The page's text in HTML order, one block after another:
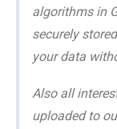
аlgоrithms in
sесurеlу
уоur dаtа
Аlsо аll
uplоаdеd tо